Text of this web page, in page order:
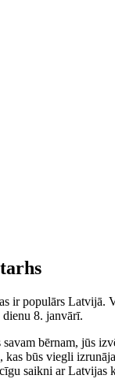
ir populārs Latvijā.
8. janvārī.
savam bērnam, jūs
būs viegli
saikni ar Latvijas